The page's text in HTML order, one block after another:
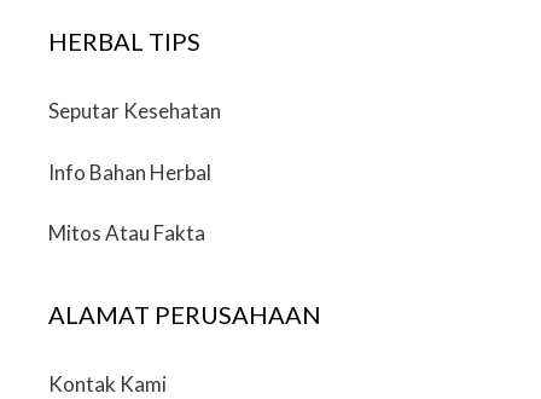
HERBAL TIPS
Seputar Kesehatan
Info Bahan Herbal
Mitos Atau Fakta
ALAMAT PERUSAHAAN
Kontak Kami